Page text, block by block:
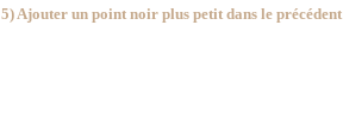
5) Ajouter un point noir plus petit dans le précédent